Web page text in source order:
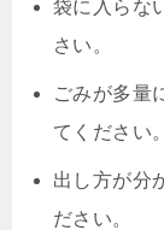
袋に入らな
さい。
ごみが多量
てください。
出し方が分
ださい。